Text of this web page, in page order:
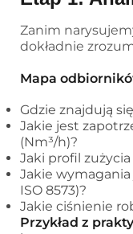
Zanim
dokładnie
Mapa
Gdzie znajdują
Jakie jest
(Nm³/h)?
Jaki profil zużycia
Jakie
ISO 8573)?
Jakie ciśnienie
Przykład z